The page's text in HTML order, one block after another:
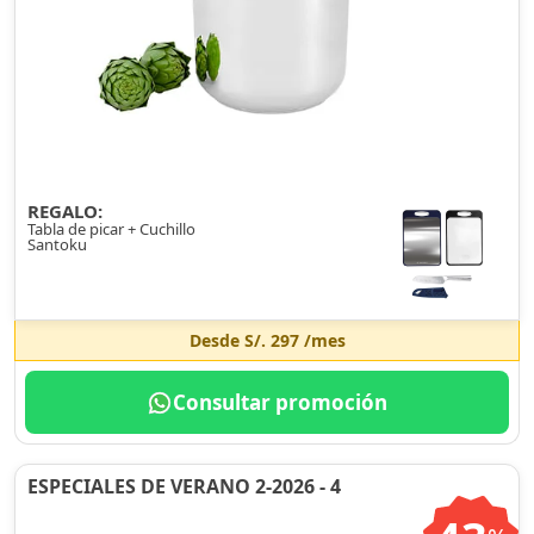
REGALO:
Tabla de picar + Cuchillo
Santoku
Desde S/. 297/mes
Consultar promoción
ESPECIALES DE VERANO 2-2026 - 4